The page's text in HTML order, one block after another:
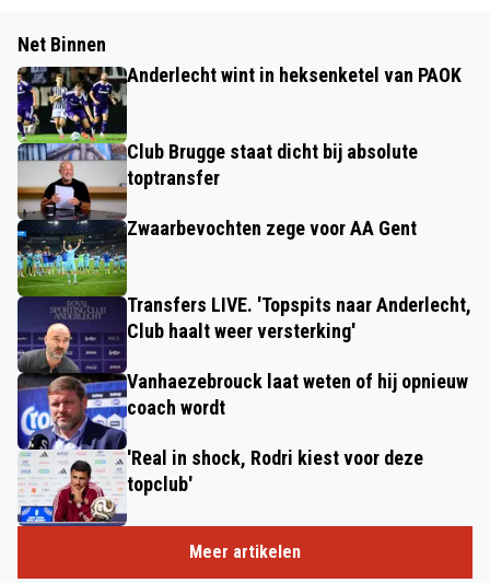
Net Binnen
Anderlecht wint in heksenketel van PAOK
Club Brugge staat dicht bij absolute
toptransfer
Zwaarbevochten zege voor AA Gent
Transfers LIVE. 'Topspits naar Anderlecht,
Club haalt weer versterking'
Vanhaezebrouck laat weten of hij opnieuw
coach wordt
'Real in shock, Rodri kiest voor deze
topclub'
Meer artikelen